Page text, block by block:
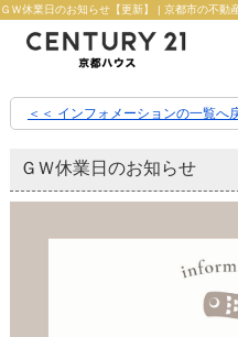
ＧＷ休業日のお知らせ【更新】 | 京都市の不動
＜＜ インフォメーションの一覧へ
ＧＷ休業日のお知らせ